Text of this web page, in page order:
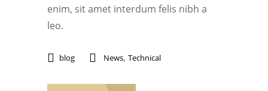
enim, sit amet interdum felis nibh a
leo.
blog News, Technical